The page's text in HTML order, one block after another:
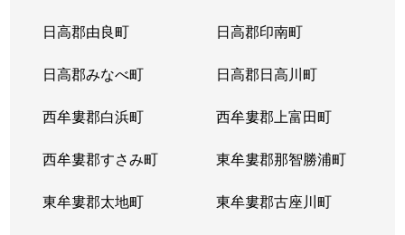
日高郡由良町 日高郡印南町
日高郡みなべ町 日高郡日高川町
西牟婁郡白浜町 西牟婁郡上富田町
西牟婁郡すさみ町 東牟婁郡那智勝浦町
東牟婁郡太地町 東牟婁郡古座川町